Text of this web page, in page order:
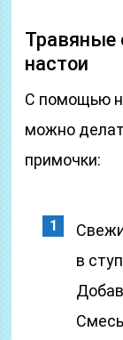
Травяные
настои
С помощью
можно
примочки:
в